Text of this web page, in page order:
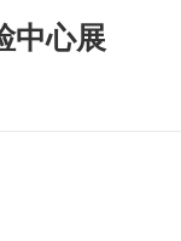
中心展